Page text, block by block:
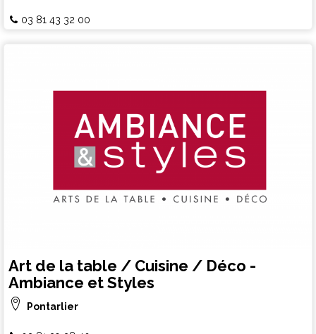
03 81 43 32 00
Art de la table / Cuisine / Déco -
Ambiance et Styles
Pontarlier